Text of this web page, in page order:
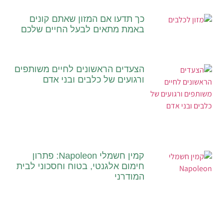
כך תדעו אם המזון שאתם קונים
באמת מתאים לבעל החיים שלכם
הצעדים הראשונים לחיים משותפים
ורגועים של כלבים ובני אדם
קמין חשמלי Napoleon: פתרון
חימום אלגנטי, בטוח וחסכוני לבית
המודרני